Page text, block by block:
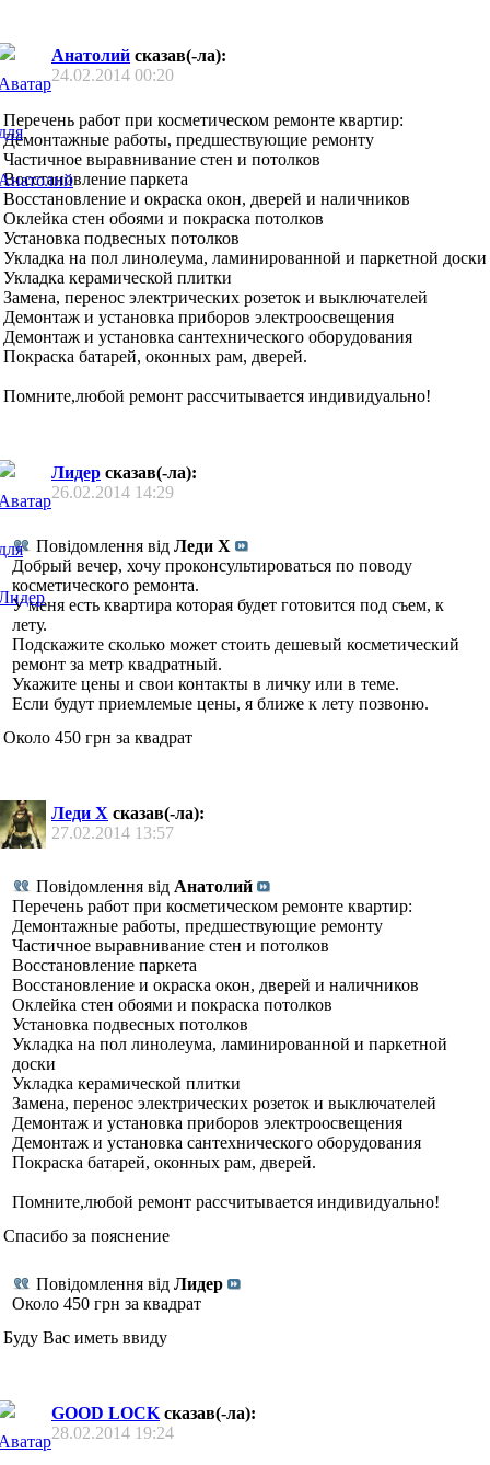
Анатолий сказав(-ла):
24.02.2014 00:20
Перечень работ при косметическом ремонте квартир:
Демонтажные работы, предшествующие ремонту
Частичное выравнивание стен и потолков
Восстановление паркета
Восстановление и окраска окон, дверей и наличников
Оклейка стен обоями и покраска потолков
Установка подвесных потолков
Укладка на пол линолеума, ламинированной и паркетной доски
Укладка керамической плитки
Замена, перенос электрических розеток и выключателей
Демонтаж и установка приборов электроосвещения
Демонтаж и установка сантехнического оборудования
Покраска батарей, оконных рам, дверей.
Помните,любой ремонт рассчитывается индивидуально!
Лидер сказав(-ла):
26.02.2014 14:29
Повідомлення від Леди Х
Добрый вечер, хочу проконсультироваться по поводу
косметического ремонта.
У меня есть квартира которая будет готовится под съем, к
лету.
Подскажите сколько может стоить дешевый косметический
ремонт за метр квадратный.
Укажите цены и свои контакты в личку или в теме.
Если будут приемлемые цены, я ближе к лету позвоню.
Около 450 грн за квадрат
Леди Х сказав(-ла):
27.02.2014 13:57
Повідомлення від Анатолий
Перечень работ при косметическом ремонте квартир:
Демонтажные работы, предшествующие ремонту
Частичное выравнивание стен и потолков
Восстановление паркета
Восстановление и окраска окон, дверей и наличников
Оклейка стен обоями и покраска потолков
Установка подвесных потолков
Укладка на пол линолеума, ламинированной и паркетной
доски
Укладка керамической плитки
Замена, перенос электрических розеток и выключателей
Демонтаж и установка приборов электроосвещения
Демонтаж и установка сантехнического оборудования
Покраска батарей, оконных рам, дверей.
Помните,любой ремонт рассчитывается индивидуально!
Спасибо за пояснение
Повідомлення від Лидер
Около 450 грн за квадрат
Буду Вас иметь ввиду
GOOD LOCKсказав(-ла):
28.02.2014 19:24